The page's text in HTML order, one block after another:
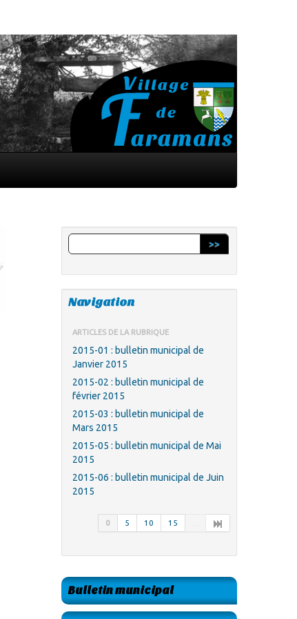
>>
Navigation
ARTICLES DE LA RUBRIQUE
2015-01 : bulletin municipal de
Janvier 2015
2015-02 : bulletin municipal de
février 2015
2015-03 : bulletin municipal de
Mars 2015
2015-05 : bulletin municipal de Mai
2015
2015-06 : bulletin municipal de Juin
2015
0 5 10 15
Bulletin municipal